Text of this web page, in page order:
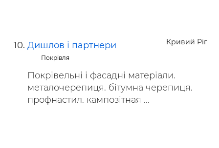
Кривий Ріг
Дишлов і партнери
Покрівля
Покрівельні і фасадні матеріали.
металочерепиця. бітумна черепиця.
профнастил. кампозітная ...